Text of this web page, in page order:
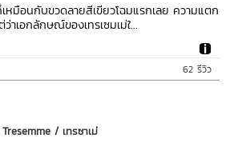
หมือนกับขวดลายสีเขียวโฉมแรกเลย ความแตก
ว่าเอกลักษณ์ของเทรเซมเม่ใ...
62 รีวิว
Tresemme / เทรซาเม่